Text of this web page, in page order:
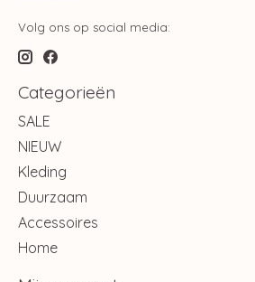
Volg ons op social media:
Categorieën
SALE
NIEUW
Kleding
Duurzaam
Accessoires
Home